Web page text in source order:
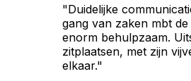
"Duidelijke
gang van zaken mbt
enorm behulpzaam.
zitplaatsen, met zijn
elkaar."